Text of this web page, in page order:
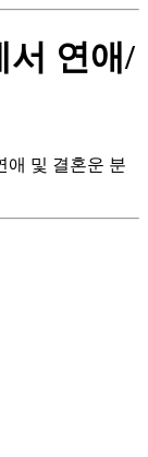
서 연애/
애 및 결혼운 분